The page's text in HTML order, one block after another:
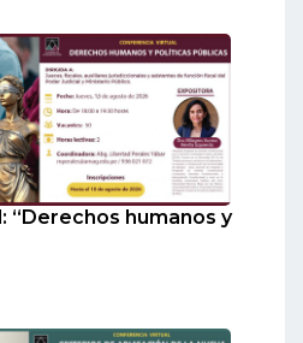
“Derechos humanos y